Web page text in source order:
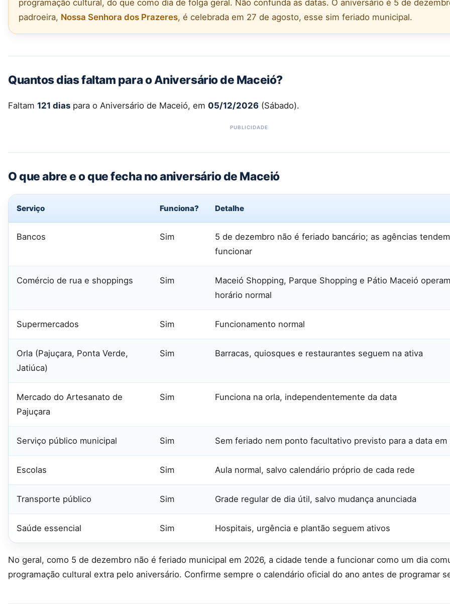
programação cultural, do que como dia de folga geral. Não confunda as datas. O aniversário é 5 de
padroeira, Nossa Senhora dos Prazeres, é celebrada em 27 de agosto, esse sim feriado municipal.
Quantos dias faltam para o Aniversário de Maceió?
Faltam 121 dias para o Aniversário de Maceió, em 05/12/2026 (Sábado).
O que abre e o que fecha no aniversário de Maceió
Serviço Funciona? Detalhe
Bancos Sim
5 de dezembro não é feriado bancário; as agências
funcionar
Comércio de rua e shoppings Sim
Maceió Shopping, Parque Shopping e Pátio Maceió
horário normal
Supermercados Sim Funcionamento normal
Orla (Pajuçara, Ponta Verde,
Jatiúca)
Sim Barracas, quiosques e restaurantes seguem na ativa
Mercado do Artesanato de
Pajuçara
Sim Funciona na orla, independentemente da data
Serviço público municipal Sim Sem feriado nem ponto facultativo previsto para a data em
Escolas Sim Aula normal, salvo calendário próprio de cada rede
Transporte público Sim Grade regular de dia útil, salvo mudança anunciada
Saúde essencial Sim Hospitais, urgência e plantão seguem ativos
No geral, como 5 de dezembro não é feriado municipal em 2026, a cidade tende a funcionar como um dia
programação cultural extra pelo aniversário. Confirme sempre o calendário oficial do ano antes de programar